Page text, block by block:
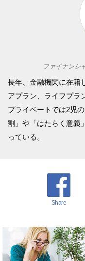
ファイナンシ
長年、金融機関に在籍
アプラン、ライフプラ
プライベートでは2児
割」や「はたらく意義
っている。
Share